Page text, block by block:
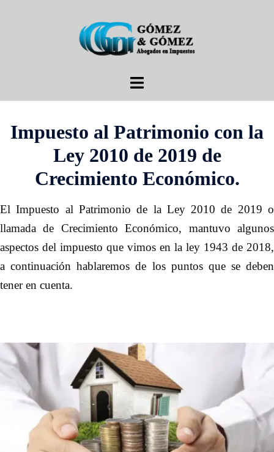
Alternar
Impuesto al Patrimonio con la
Ley 2010 de 2019 de
Crecimiento Económico.
El Impuesto al Patrimonio de la Ley 2010 de 2019 o
llamada de Crecimiento Económico, mantuvo algunos
aspectos del impuesto que vimos en la ley 1943 de 2018,
a continuación hablaremos de los puntos que se deben
tener en cuenta.